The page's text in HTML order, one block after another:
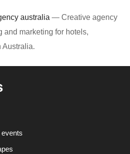
australia — Creative agency
marketing for hotels,
Australia.